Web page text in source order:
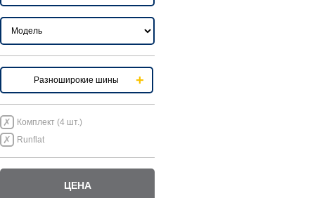
Разноширокие шины
Комплект (4 шт.)
Runflat
ЦЕНА